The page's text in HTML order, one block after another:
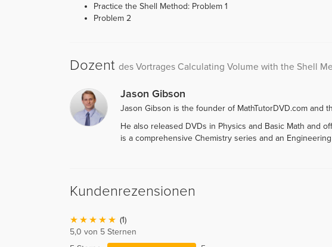
Practice the Shell Method: Problem 1
Problem 2
Dozent des Vortrages Calculating Volume with the Shell
Jason Gibson
Jason Gibson is the founder of MathTutorDVD.com and
He also released DVDs in Physics and Basic Math and
is a comprehensive Chemistry series and an
Kundenrezensionen
(1)
5,0 von 5 Sternen